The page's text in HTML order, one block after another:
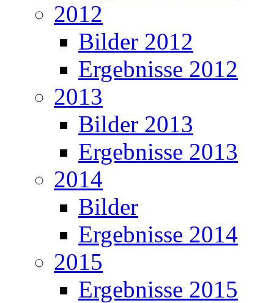
2012
Bilder 2012
Ergebnisse 2012
2013
Bilder 2013
Ergebnisse 2013
2014
Bilder
Ergebnisse 2014
2015
Ergebnisse 2015